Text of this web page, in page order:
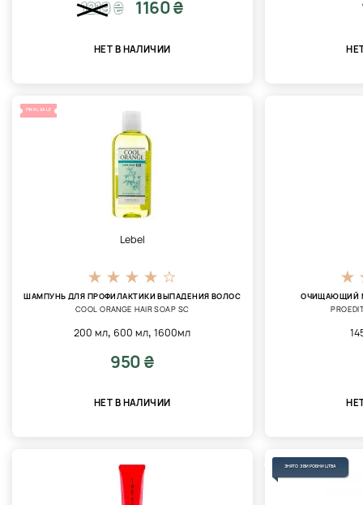
1219₴ 1160 ₴
НЕТ В НАЛИЧИИ
FINAL SALE
Lebel
ШАМПУНЬ ДЛЯ ПРОФИЛАКТИКИ ВЫПАДЕНИЯ ВОЛОС
COOL ORANGE HAIR SOAP SC
200 мл,600 мл,1600мл
950 ₴
НЕТ В НАЛИЧИИ
ОЧИЩАЮЩИЙ
ЗНЯТО З ВИРОБНИЦТВА